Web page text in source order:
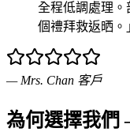
全程低調處理。
個禮拜救返晒。
— Mrs. Chan 客戶
為何選擇我們